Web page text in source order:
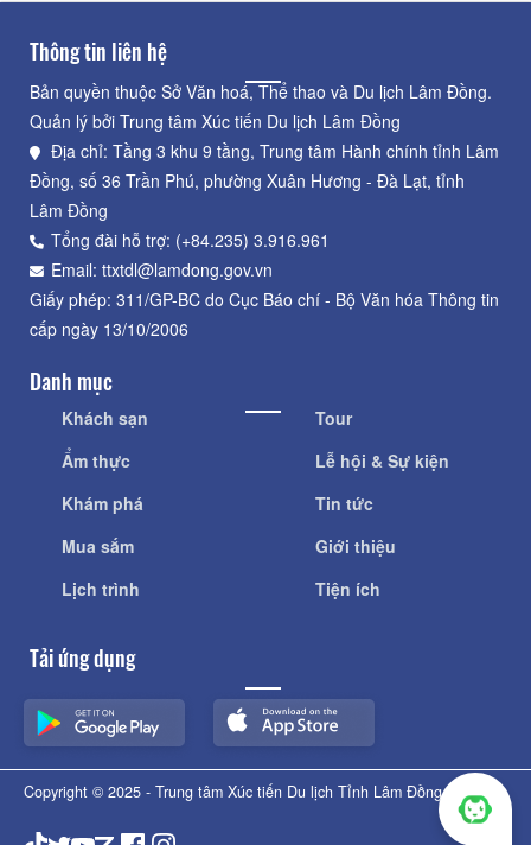
Thông tin liên hệ
Bản quyền thuộc Sở Văn hoá, Thể thao và Du lịch Lâm Đồng.
Quản lý bởi Trung tâm Xúc tiến Du lịch Lâm Đồng
Địa chỉ: Tầng 3 khu 9 tầng, Trung tâm Hành chính tỉnh Lâm
Đồng, số 36 Trần Phú, phường Xuân Hương - Đà Lạt, tỉnh
Lâm Đồng
Tổng đài hỗ trợ: (+84.235) 3.916.961
Email: ttxtdl@lamdong.gov.vn
Giấy phép: 311/GP-BC do Cục Báo chí - Bộ Văn hóa Thông tin
cấp ngày 13/10/2006
Danh mục
Khách sạn
Ẩm thực
Khám phá
Mua sắm
Lịch trình
Tour
Lễ hội & Sự kiện
Tin tức
Giới thiệu
Tiện ích
Tải ứng dụng
Copyright © 2025 - Trung tâm Xúc tiến Du lịch Tỉnh Lâm Đồng